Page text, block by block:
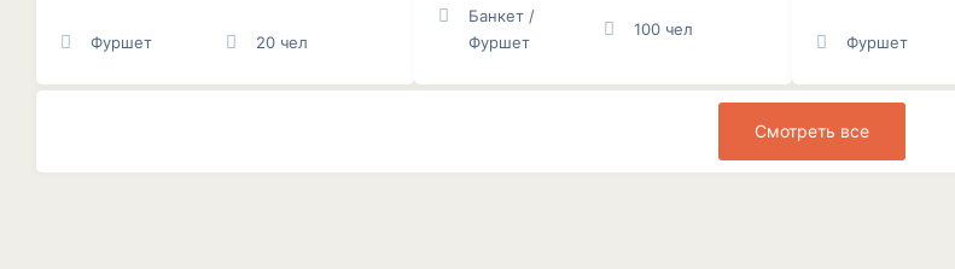
Фуршет 20 чел
Банкет /
Фуршет
100 чел
Фуршет
Смотреть все